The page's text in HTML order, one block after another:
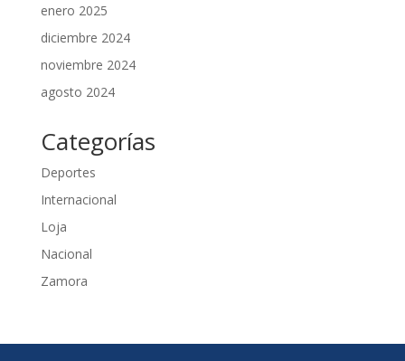
enero 2025
diciembre 2024
noviembre 2024
agosto 2024
Categorías
Deportes
Internacional
Loja
Nacional
Zamora